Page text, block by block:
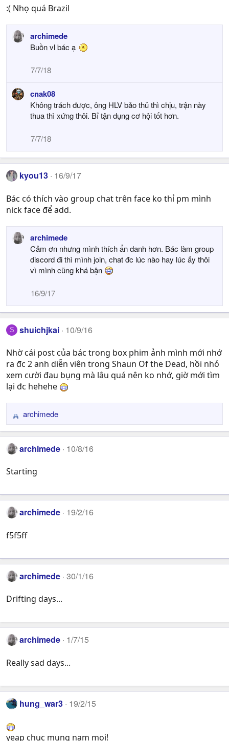
:( Nhọ quá Brazil
archimede
Buồn vl bác ạ
7/7/18
cnak08
Không trách được, ông HLV bảo thủ thì chịu, trận này
thua thì xứng thôi. Bỉ tận dụng cơ hội tốt hơn.
7/7/18
kyou13 16/9/17
Bác có thích vào group chat trên face ko thỉ pm mình
nick face để add.
archimede
Cảm ơn nhưng mình thích ẩn danh hơn. Bác làm group
discord đi thì mình join, chat đc lúc nào hay lúc ấy thôi
vì mình cũng khá bận
16/9/17
S shuichjkai 10/9/16
Nhờ cái post của bác trong box phim ảnh mình mới nhớ
ra đc 2 anh diễn viên trong Shaun Of the Dead, hồi nhỏ
xem cười đau bụng mà lâu quá nên ko nhớ, giờ mới tìm
lại đc hehehe
R
e
a
c
i
n
s
:
archimede
archimede 10/8/16
Starting
archimede 19/2/16
f5f5ff
archimede 30/1/16
Drifting days...
archimede 1/7/15
Really sad days...
hung_war3 19/2/15
yeap chuc mung nam moi!